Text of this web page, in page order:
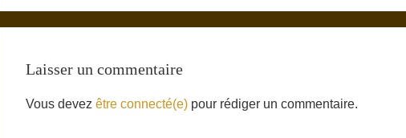
Laisser un commentaire
Vous devez être connecté(e) pour rédiger un commentaire.